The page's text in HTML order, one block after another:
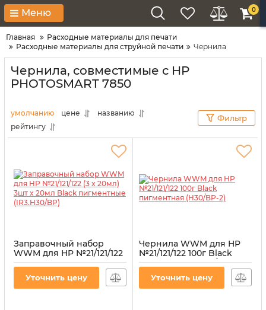
Меню 0
Главная
Расходные материалы для печати
Расходные материалы для струйной печати
Чернила
Чернила, совместимые с HP
PHOTOSMART 7850
умолчанию цене
названию
рейтингу
Фильтр
Заправочный набор
WWM для HP №21/121/122
(3 x 20мл) 3шт x 20мл
(IR3.H30/BP)
Уточнить цену
Чернила WWM для HP
№21/121/122 100г Black
пигментная (H30/BP-2)
Артикул:
Уточнить цену